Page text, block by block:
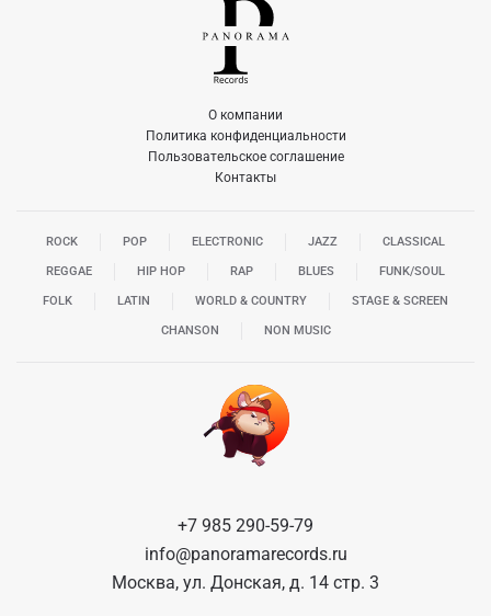
О компании
Политика конфиденциальности
Пользовательское соглашение
Контакты
ROCK POP ELECTRONIC JAZZ CLASSICAL
REGGAE HIP HOP RAP BLUES FUNK/SOUL
FOLK LATIN WORLD & COUNTRY STAGE & SCREEN
CHANSON NON MUSIC
+7 985 290-59-79
info@panoramarecords.ru
Москва, ул. Донская, д. 14 стр. 3